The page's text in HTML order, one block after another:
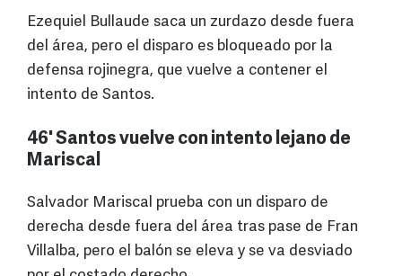
Ezequiel Bullaude saca un zurdazo desde fuera
del área, pero el disparo es bloqueado por la
defensa rojinegra, que vuelve a contener el
intento de Santos.
46' Santos vuelve con intento lejano de
Mariscal
Salvador Mariscal prueba con un disparo de
derecha desde fuera del área tras pase de Fran
Villalba, pero el balón se eleva y se va desviado